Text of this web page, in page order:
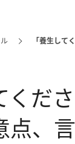
「養生して
く
点、